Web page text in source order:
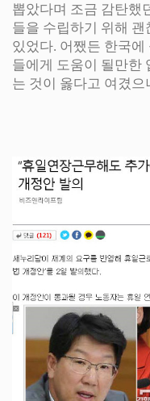
뽑았다며 조금 감탄했
들을 수립하기 위해
있었다. 어쨌든 한국
들에게 도움이 될만한
는 것이 옳다고 여겼으